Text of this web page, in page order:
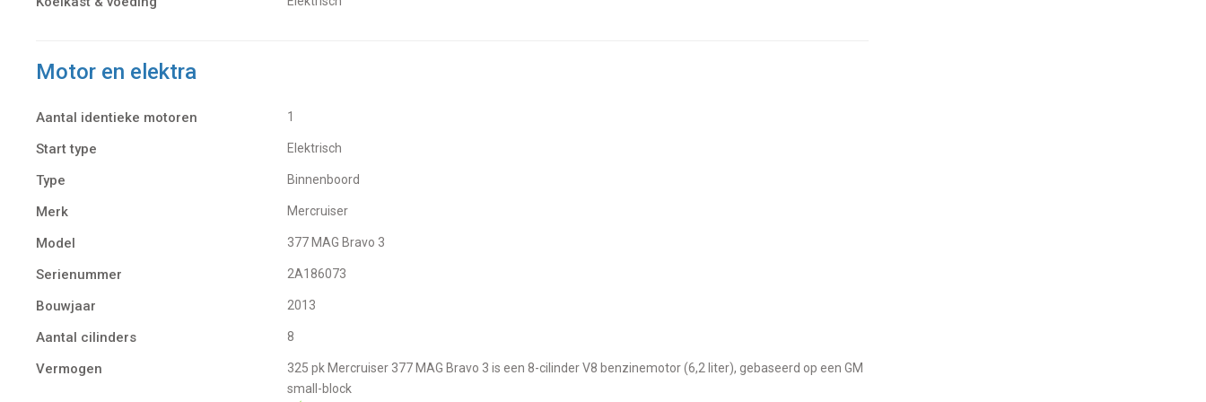
Motor en elektra
Aantal identieke motoren 1
Start type Elektrisch
Type Binnenboord
Merk Mercruiser
Model 377 MAG Bravo 3
Serienummer 2A186073
Bouwjaar 2013
Aantal cilinders 8
Vermogen
325 pk Mercruiser 377 MAG Bravo 3 is een 8-cilinder V8 benzinemotor (6,2 liter), gebaseerd op een GM
small-block